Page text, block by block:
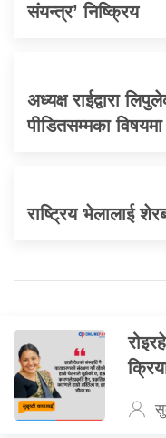
संयन्त्र’ निष्क्रिय
अध्यक्ष राईद्वारा
पीडितसम्मका
राष्ट्रिय भेलालाई